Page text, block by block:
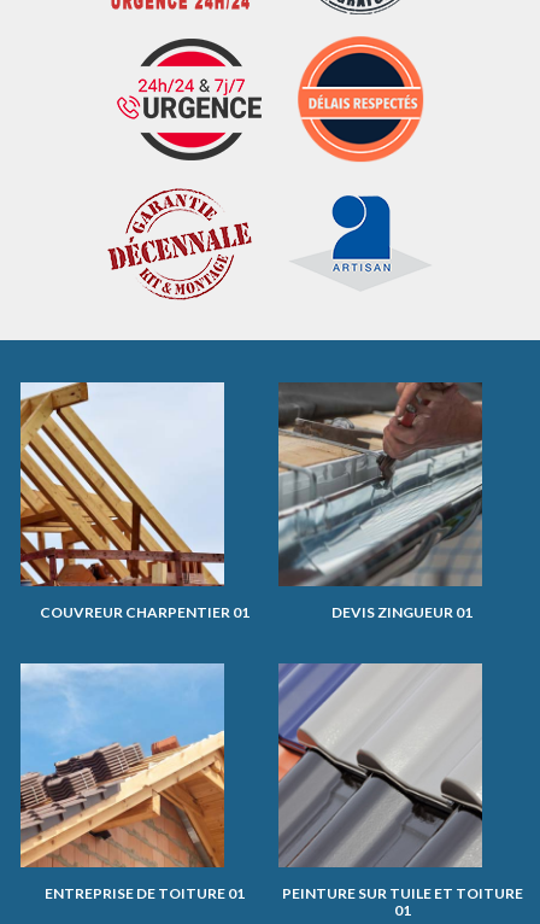
COUVREUR CHARPENTIER 01 DEVIS ZINGUEUR 01
ENTREPRISE DE TOITURE 01
PEINTURE SUR TUILE ET TOITURE
01